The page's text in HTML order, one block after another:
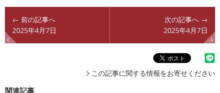
← 前の記事へ
2025年4月7日
次の記事へ →
2025年4月7日
この記事に関する情報をお寄せください
関連記事